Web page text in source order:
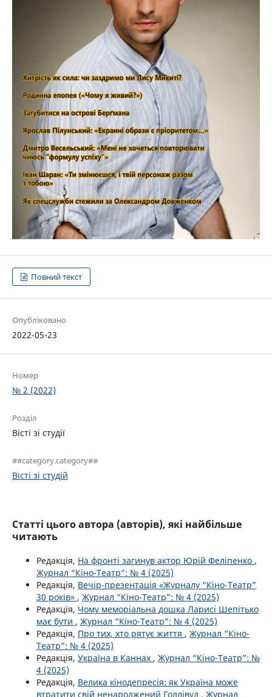
Повний текст
Опубліковано
2022-05-23
Номер
№ 2 (2022)
Розділ
Вісті зі студії
##category.category##
Вісті зі студій
Статті цього автора (авторів), які найбільше
читають
Редакція, На фронті загинув актор Юрій Феліпенко ,
Журнал “Кіно-Театр”: № 4 (2025)
Редакція, Вечір-презентація «Журналу “Кіно-Театр”
30 років» , Журнал “Кіно-Театр”: № 4 (2025)
Редакція, Чому меморіальна дошка Ларисі Шепітько
має бути , Журнал “Кіно-Театр”: № 4 (2025)
Редакція, Про тих, хто рятує життя , Журнал “Кіно-
Театр”: № 4 (2025)
Редакція, Україна в Каннах , Журнал “Кіно-Театр”: №
4 (2025)
Редакція, Велика кінодепресія: як Україна може
втратити свій ненароджений Голлівуд , Журнал